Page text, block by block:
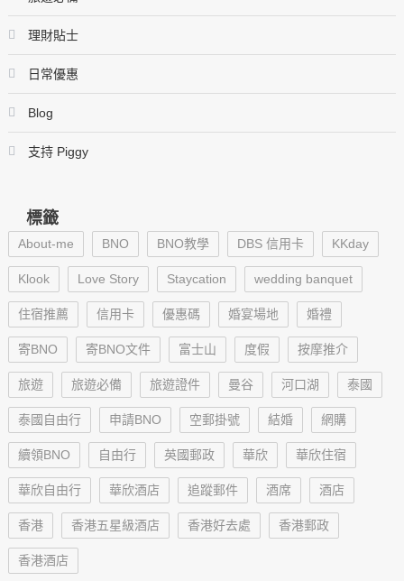
理財貼士
日常優惠
Blog
支持 Piggy
標籤
About-me BNO BNO教學 DBS 信用卡 KKday
Klook Love Story Staycation wedding banquet
住宿推薦 信用卡 優惠碼 婚宴場地 婚禮
寄BNO 寄BNO文件 富士山 度假 按摩推介
旅遊 旅遊必備 旅遊證件 曼谷 河口湖 泰國
泰國自由行 申請BNO 空郵掛號 結婚 網購
續領BNO 自由行 英國郵政 華欣 華欣住宿
華欣自由行 華欣酒店 追蹤郵件 酒席 酒店
香港 香港五星級酒店 香港好去處 香港郵政
香港酒店